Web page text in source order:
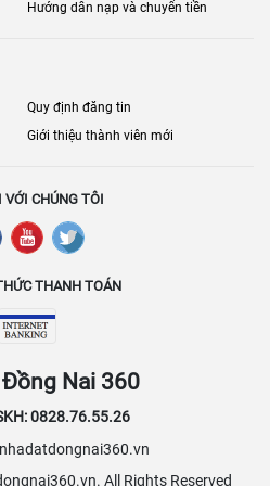
của nhiều dự án mới, mang lại
tiện ích mới để đáp ứng tốt hơn các
các hoạt động sản xuất và kinh
Hướng dẫn nạp và chuyển tiền
Quy định đăng tin
Giới thiệu thành viên mới
VỚI CHÚNG TÔI
THANH TOÁN
Nai 360
0828.76.55.26
All Rights Reserved